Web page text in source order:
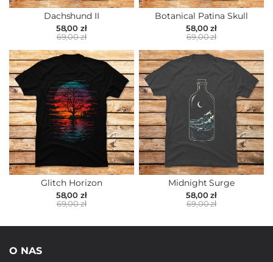
Dachshund II
58,00 zł
69,00 zł
Botanical Patina Skull
58,00 zł
69,00 zł
Glitch Horizon
58,00 zł
69,00 zł
Midnight Surge
58,00 zł
69,00 zł
O NAS